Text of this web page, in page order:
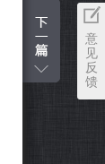
意
见
反
馈